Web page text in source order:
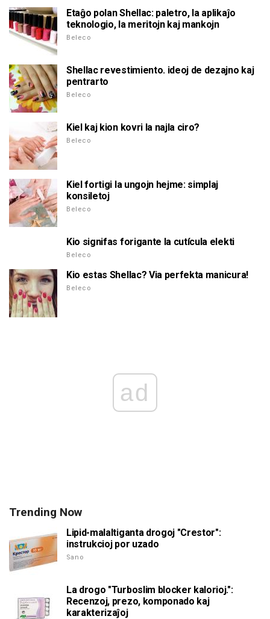
Etaĝo polan Shellac: paletro, la aplikaĵo
teknologio, la meritojn kaj mankojn
Beleco
Shellac revestimiento. ideoj de dezajno kaj
pentrarto
Beleco
Kiel kaj kion kovri la najla ciro?
Beleco
Kiel fortigi la ungojn hejme: simplaj
konsiletoj
Beleco
Kio signifas forigante la cutícula elekti
Beleco
Kio estas Shellac? Via perfekta manicura!
Beleco
ad
Trending Now
Lipid-malaltiganta drogoj "Crestor":
instrukcioj por uzado
Sano
La drogo "Turboslim blocker kalorioj.":
Recenzoj, prezo, komponado kaj
karakterizaĵoj